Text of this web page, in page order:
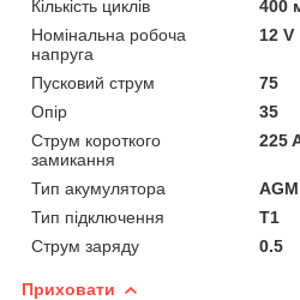
Кількість циклів
400
Номінальна робоча
напруга
12 V
Пусковий струм
75
Опір
35
Струм короткого
замикання
225
Тип акумулятора
Тип підключення
T1
Струм заряду
0.5
Приховати